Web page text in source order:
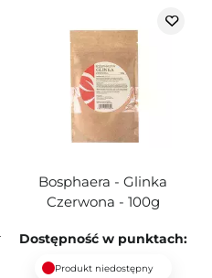
Bosphaera - Glinka
Czerwona - 100g
Dostępność w punktach:
Produkt niedostępny